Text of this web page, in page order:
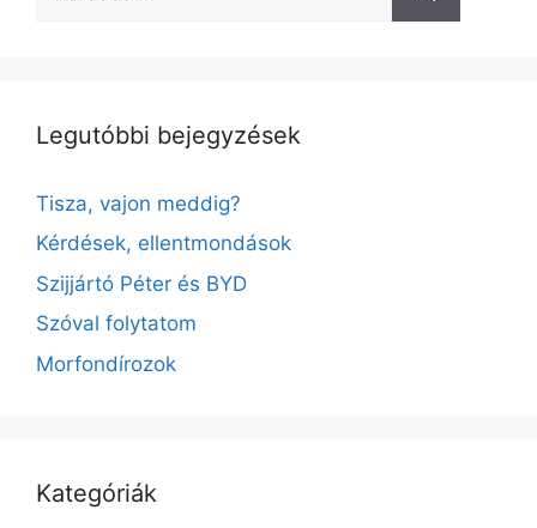
i
:
Legutóbbi bejegyzések
Tisza, vajon meddig?
Kérdések, ellentmondások
Szijjártó Péter és BYD
Szóval folytatom
Morfondírozok
Kategóriák